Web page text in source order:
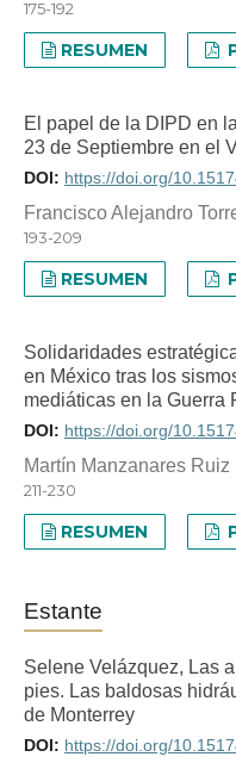
175-192
RESUMEN
El papel de la DIPD en
23 de Septiembre en el
DOI: https://doi.org/
Francisco Alejandro
193-209
RESUMEN
Solidaridades
en México tras los
mediáticas en la Guerra
DOI: https://doi.org/
Martín Manzanares Ruiz
211-230
RESUMEN
Estante
Selene Velázquez, Las
pies. Las baldosas
de Monterrey
DOI: https://doi.org/